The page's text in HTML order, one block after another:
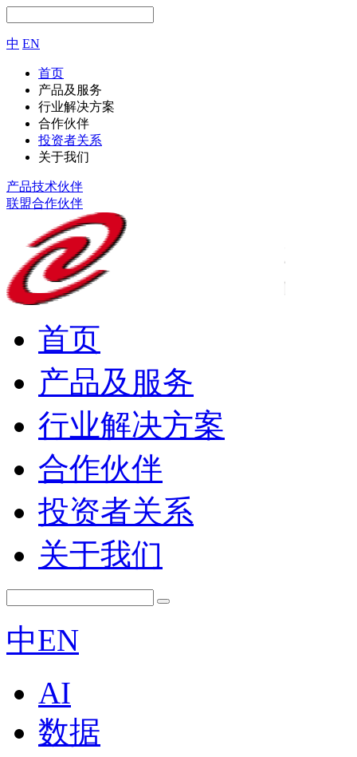
中 EN
首页
产品及服务
行业解决方案
合作伙伴
投资者关系
关于我们
产品技术伙伴
联盟合作伙伴
首页
产品及服务
行业解决方案
合作伙伴
投资者关系
关于我们
中EN
AI
数据